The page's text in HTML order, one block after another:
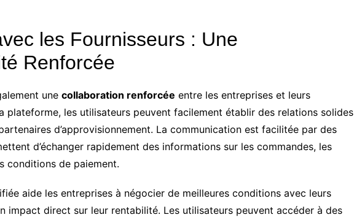
les Fournisseurs : Une
Renforcée
une collaboration renforcée entre les entreprises et leurs
plateforme, les utilisateurs peuvent facilement établir des relations solides
d’approvisionnement. La communication est facilitée par des
d’échanger rapidement des informations sur les commandes, les
conditions de paiement.
aide les entreprises à négocier de meilleures conditions avec leurs
impact direct sur leur rentabilité. Les utilisateurs peuvent accéder à des